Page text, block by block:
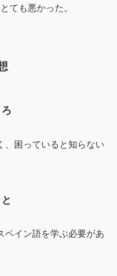
ても悪かった。
、困っていると知らない
ペイン語を学ぶ必要があ